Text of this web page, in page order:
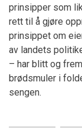
prinsipper som
rett til å gjøre
prinsippet om
av landets
– har blitt og
brødsmuler i
sengen.